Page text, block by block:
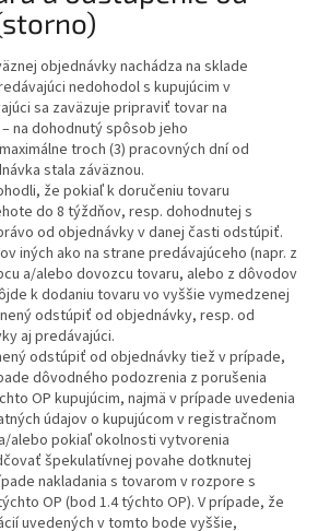
objednávky nachádza na sklade
nedohodol s kupujúcim v
sa zaväzuje pripraviť tovar na
na dohodnutý spôsob jeho
troch (3) pracovných dní od
stala záväznou.
že pokiaľ k doručeniu tovaru
do 8 týždňov, resp. dohodnutej s
od objednávky v danej časti odstúpiť.
iných ako na strane predávajúceho (napr. z
a/alebo dovozcu tovaru, alebo z dôvodov
k dodaniu tovaru vo vyššie vymedzenej
odstúpiť od objednávky, resp. od
aj predávajúci.
odstúpiť od objednávky tiež v prípade,
dôvodného podozrenia z porušenia
OP kupujúcim, najmä v prípade uvedenia
údajov o kupujúcom v registračnom
alebo pokiaľ okolnosti vytvorenia
špekulatívnej povahe dotknutej
nakladania s tovarom v rozpore s
OP (bod 1.4 týchto OP). V prípade, že
uvedených v tomto bode vyššie,